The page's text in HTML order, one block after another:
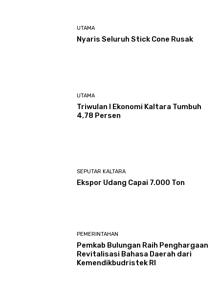
UTAMA
Nyaris Seluruh Stick Cone Rusak
UTAMA
Triwulan I Ekonomi Kaltara Tumbuh
4,78 Persen
SEPUTAR KALTARA
Ekspor Udang Capai 7.000 Ton
PEMERINTAHAN
Pemkab Bulungan Raih Penghargaan
Revitalisasi Bahasa Daerah dari
Kemendikbudristek RI